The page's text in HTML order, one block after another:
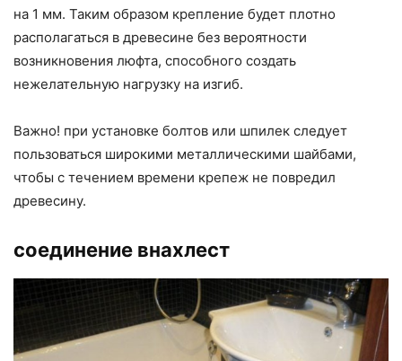
на 1 мм. Таким образом крепление будет плотно
располагаться в древесине без вероятности
возникновения люфта, способного создать
нежелательную нагрузку на изгиб.
Важно! при установке болтов или шпилек следует
пользоваться широкими металлическими шайбами,
чтобы с течением времени крепеж не повредил
древесину.
соединение внахлест